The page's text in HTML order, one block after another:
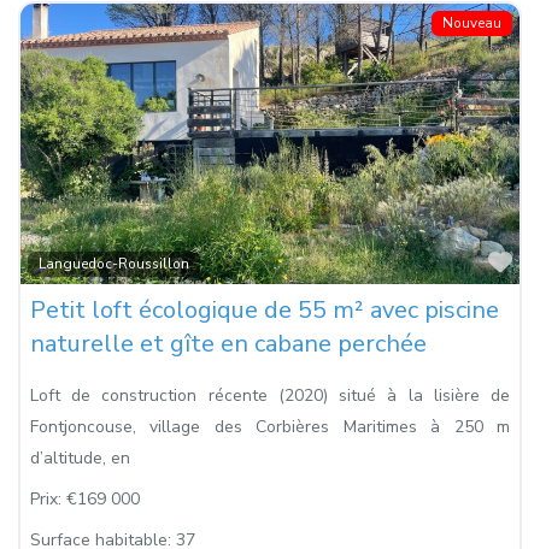
Nouveau
Languedoc-Roussillon
Petit loft écologique de 55 m² avec piscine
naturelle et gîte en cabane perchée
Loft de construction récente (2020) situé à la lisière de
Fontjoncouse, village des Corbières Maritimes à 250 m
d’altitude, en
Prix: €169 000
Surface habitable: 37